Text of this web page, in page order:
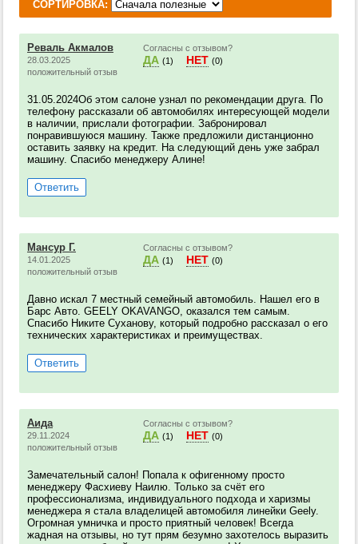
СОРТИРОВКА:
Реваль Акмалов
28.03.2025
положительный отзыв
Согласны с отзывом?
ДА (1) НЕТ (0)
31.05.2024Об этом салоне узнал по рекомендации друга. По
телефону рассказали об автомобилях интересующей модели
в наличии, прислали фотографии. Забронировал
понравившуюся машину. Также предложили дистанционно
оставить заявку на кредит. На следующий день уже забрал
машину. Спасибо менеджеру Алине!
Ответить
Мансур Г.
14.01.2025
положительный отзыв
Согласны с отзывом?
ДА (1) НЕТ (0)
Давно искал 7 местный семейный автомобиль. Нашел его в
Барс Авто. GEELY OKAVANGO, оказался тем самым.
Спасибо Никите Суханову, который подробно рассказал о его
технических характеристиках и преимуществах.
Ответить
Аида
29.11.2024
положительный отзыв
Согласны с отзывом?
ДА (1) НЕТ (0)
Замечательный салон! Попала к офигенному просто
менеджеру Фасхиеву Наилю. Только за счёт его
профессионализма, индивидуального подхода и харизмы
менеджера я стала владелицей автомобиля линейки Geely.
Огромная умничка и просто приятный человек! Всегда
жадная на отзывы, но тут прям безумно захотелось выразить